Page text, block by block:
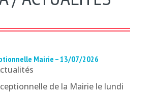
Mairie – 13/07/2026
de la Mairie le lundi